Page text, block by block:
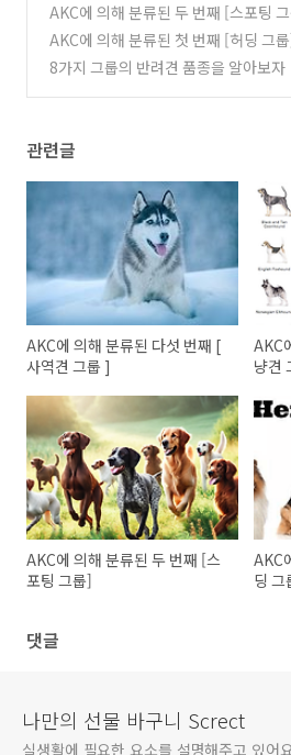
AKC에 의해 분류된 두 번째 [스포팅
AKC에 의해 분류된 첫 번째 [허딩 그
8가지 그룹의 반려견 품종을 알아보자
관련글
AKC에 의해 분류된 다섯 번째 [
사역견 그룹 ]
AKC
냥견
AKC에 의해 분류된 두 번째 [스
포팅 그룹]
AKC
딩 그
댓글
나만의 선물 바구니 Screct
실생활에 필요한 요소를 설명해주고 있어